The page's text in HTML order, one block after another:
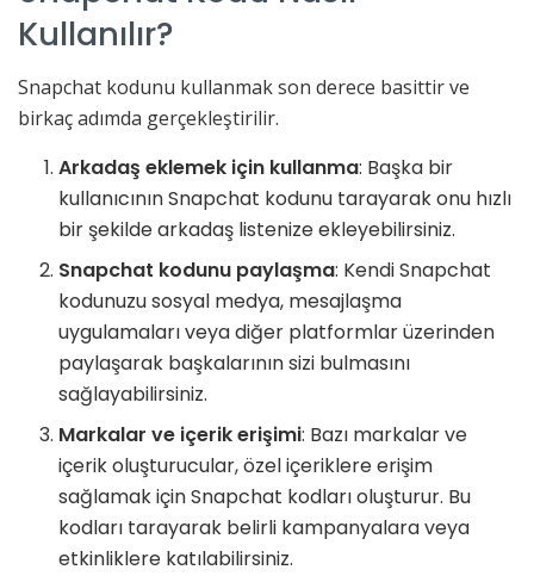
Kullanılır?
Snapchat kodunu kullanmak son derece basittir ve
birkaç adımda gerçekleştirilir.
Arkadaş eklemek için kullanma: Başka bir
kullanıcının Snapchat kodunu tarayarak onu hızlı
bir şekilde arkadaş listenize ekleyebilirsiniz.
Snapchat kodunu paylaşma: Kendi Snapchat
kodunuzu sosyal medya, mesajlaşma
uygulamaları veya diğer platformlar üzerinden
paylaşarak başkalarının sizi bulmasını
sağlayabilirsiniz.
Markalar ve içerik erişimi: Bazı markalar ve
içerik oluşturucular, özel içeriklere erişim
sağlamak için Snapchat kodları oluşturur. Bu
kodları tarayarak belirli kampanyalara veya
etkinliklere katılabilirsiniz.